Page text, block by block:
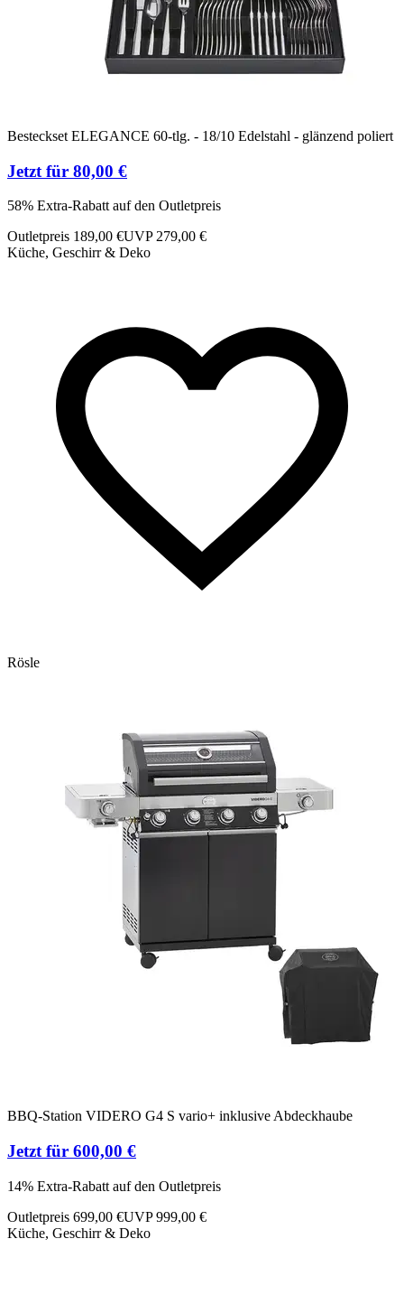
Besteckset ELEGANCE 60-tlg. - 18/10 Edelstahl - glänzend poliert
Jetzt für 80,00 €
58% Extra-Rabatt auf den Outletpreis
Outletpreis 189,00 €UVP 279,00 €
Küche, Geschirr & Deko
Rösle
BBQ-Station VIDERO G4 S vario+ inklusive Abdeckhaube
Jetzt für 600,00 €
14% Extra-Rabatt auf den Outletpreis
Outletpreis 699,00 €UVP 999,00 €
Küche, Geschirr & Deko